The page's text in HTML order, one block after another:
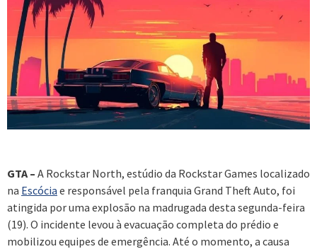
GTA – A Rockstar North, estúdio da Rockstar Games localizado
na Escócia e responsável pela franquia Grand Theft Auto, foi
atingida por uma explosão na madrugada desta segunda-feira
(19). O incidente levou à evacuação completa do prédio e
mobilizou equipes de emergência. Até o momento, a causa